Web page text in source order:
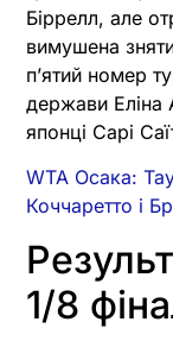
Біррелл, але
вимушена
п’ятий номер
держави Еліна
японці Сарі
WTA Осака:
Коччаретто і
1/8